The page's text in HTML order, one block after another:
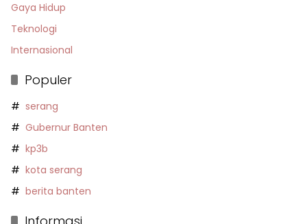
Gaya Hidup
Teknologi
Internasional
Populer
serang
Gubernur Banten
kp3b
kota serang
berita banten